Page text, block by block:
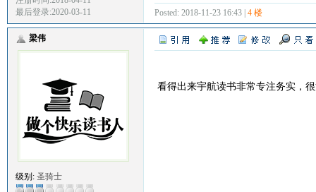
最后登录:2020-03-11
Posted: 2018-11-23 16:43 | 4 楼
梁伟
级别: 圣骑士
看得出来宇航读书非常专注务实，